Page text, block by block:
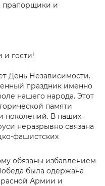
прапорщики и
и гости!
День Независимости.
праздник именно
нашего народа. Этот
памяти
поколений. В наших
неразрывно связана
фашистских
обязаны избавлением
была одержана
Армии и